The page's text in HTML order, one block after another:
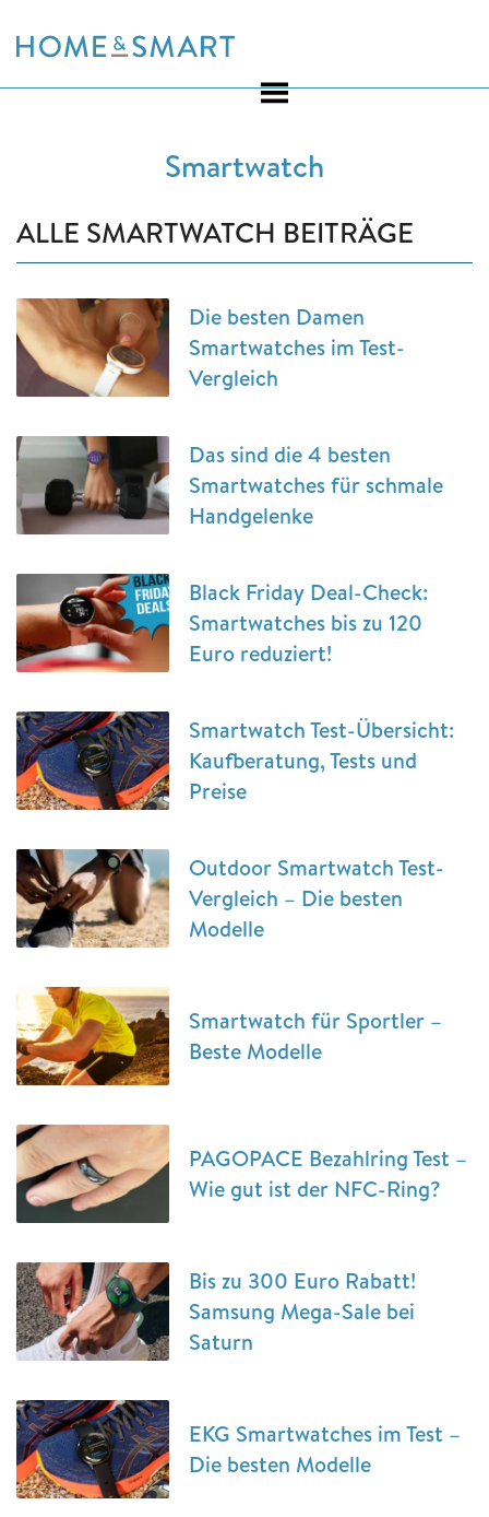
to
Smartwatch
ALLE SMARTWATCH BEITRÄGE
Die besten Damen
Smartwatches im Test-
Vergleich
Das sind die 4 besten
Smartwatches für schmale
Handgelenke
Black Friday Deal-Check:
Smartwatches bis zu 120
Euro reduziert!
Smartwatch Test-Übersicht:
Kaufberatung, Tests und
Preise
Outdoor Smartwatch Test-
Vergleich – Die besten
Modelle
Smartwatch für Sportler –
Beste Modelle
PAGOPACE Bezahlring Test –
Wie gut ist der NFC-Ring?
Bis zu 300 Euro Rabatt!
Samsung Mega-Sale bei
Saturn
EKG Smartwatches im Test –
Die besten Modelle